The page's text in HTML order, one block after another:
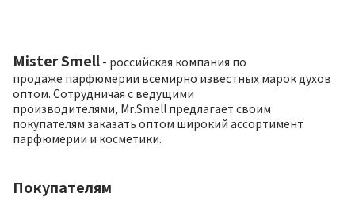
Mister Smell - российская компания по
продаже парфюмерии всемирно известных марок духов
оптом. Сотрудничая с ведущими
производителями, Mr.Smell предлагает своим
покупателям заказать оптом широкий ассортимент
парфюмерии и косметики.
Покупателям